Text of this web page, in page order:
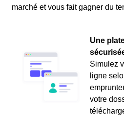
marché et vous fait gagner du
Une
Simulez
ligne
votre